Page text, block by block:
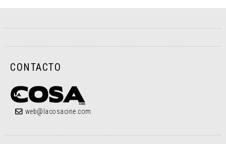
CONTACTO
web@lacosacine.com